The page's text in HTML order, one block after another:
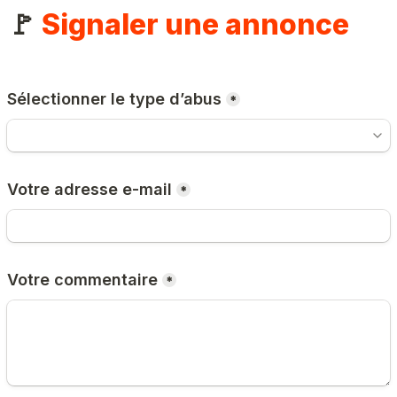
🚩 Signaler une annonce
Sélectionner le type d’abus *
Votre adresse e-mail *
Votre commentaire *